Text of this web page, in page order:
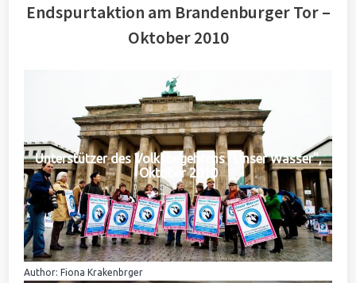
Endspurtaktion am Brandenburger Tor –
Oktober 2010
Unterstützer des Volksbegehrens "Unser Wasser",
Oktober 2010
Author: Fiona Krakenbrger